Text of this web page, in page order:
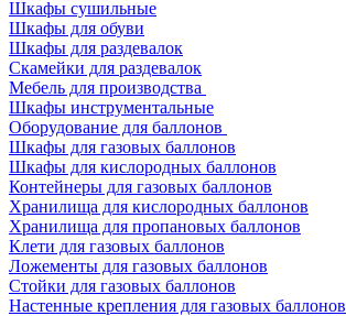
Шкафы сушильные
Шкафы для обуви
Шкафы для раздевалок
Скамейки для раздевалок
Мебель для производства
Шкафы инструментальные
Оборудование для баллонов
Шкафы для газовых баллонов
Шкафы для кислородных баллонов
Контейнеры для газовых баллонов
Хранилища для кислородных баллонов
Хранилища для пропановых баллонов
Клети для газовых баллонов
Ложементы для газовых баллонов
Стойки для газовых баллонов
Настенные крепления для газовых баллонов